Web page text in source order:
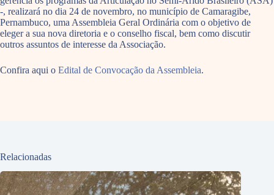
-, realizará no dia 24 de novembro, no município de Camaragibe,
Pernambuco, uma Assembleia Geral Ordinária com o objetivo de
eleger a sua nova diretoria e o conselho fiscal, bem como discutir
outros assuntos de interesse da Associação.
Confira aqui o Edital de Convocação da Assembleia.
Relacionadas